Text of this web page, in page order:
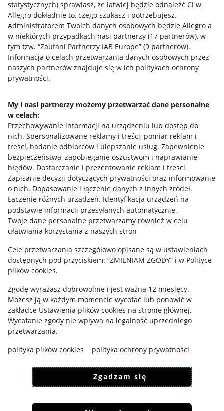
statystycznych) sprawiasz, że łatwiej będzie odnaleźć Ci w
Allegro dokładnie to, czego szukasz i potrzebujesz.
Administratorem Twoich danych osobowych będzie Allegro a
w niektórych przypadkach nasi partnerzy (17 partnerów), w
tym tzw. “Zaufani Partnerzy IAB Europe” (9 partnerów).
Informacja o celach przetwarzania danych osobowych przez
naszych partnerów znajduje się w ich politykach ochrony
prywatności.
My i nasi partnerzy możemy przetwarzać dane personalne
w celach:
Przechowywanie informacji na urządzeniu lub dostęp do
nich. Spersonalizowane reklamy i treści, pomiar reklam i
treści, badanie odbiorców i ulepszanie usług. Zapewnienie
bezpieczeństwa, zapobieganie oszustwom i naprawianie
błędów. Dostarczanie i prezentowanie reklam i treści.
Zapisanie decyzji dotyczących prywatności oraz informowanie
o nich. Dopasowanie i łączenie danych z innych źródeł.
Łączenie różnych urządzeń. Identyfikacja urządzeń na
podstawie informacji przesyłanych automatycznie.
Twoje dane personalne przetwarzamy również w celu
ułatwiania korzystania z naszych stron
Cele przetwarzania szczegółowo opisane są w ustawieniach
dostępnych pod przyciskiem: “ZMIENIAM ZGODY” i w Polityce
plików cookies.
Zgodę wyrażasz dobrowolnie i jest ważna 12 miesięcy.
Możesz ją w każdym momencie wycofać lub ponowić w
zakładce Ustawienia plików cookies na stronie głównej.
Wycofanie zgody nie wpływa na legalność uprzedniego
przetwarzania.
polityka plików cookies
polityka ochrony prywatności
Zgadzam się
Przydatne informacje
Jak to działa
Allegro Gadane dla sprzedających
Allegro Gadane dla kupujących
Mapa miejscowości
Informacje prawne
Regulamin
Polityka plików "cookies"
Ustawienia plików "cookies"
Udostępnianie lokalizacji
Informacje dla Aktu o Usługach Cyfrowych
Pobierz aplikację